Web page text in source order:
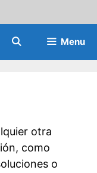
Menu
otra
como
o